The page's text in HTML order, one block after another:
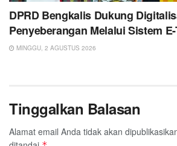
DPRD Bengkalis Dukung
Penyeberangan Melalui Sistem
MINGGU, 2 AGUSTUS 2026
Tinggalkan Balasan
Alamat email Anda tidak akan